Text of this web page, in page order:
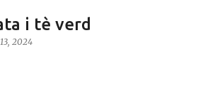
i tè verd
2024